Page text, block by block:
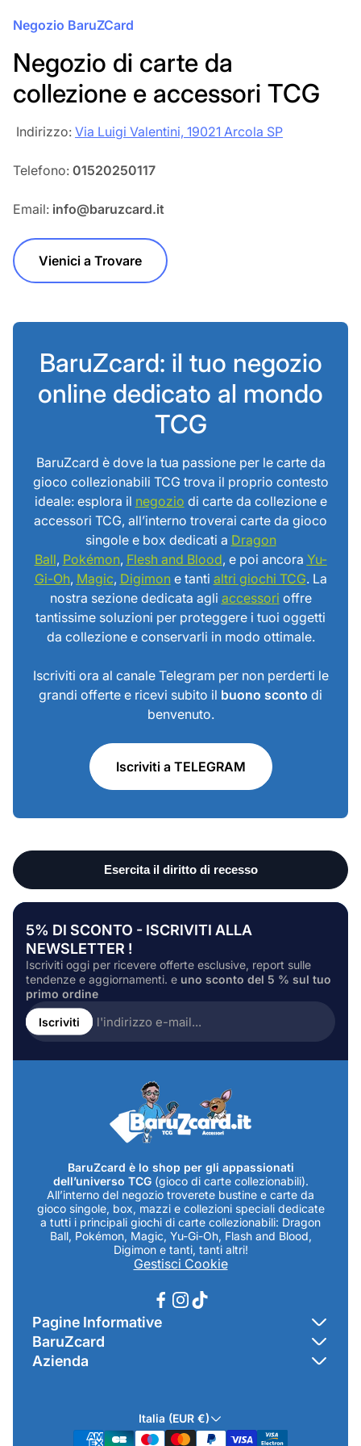
Negozio BaruZCard
Negozio di carte da
collezione e accessori TCG
‎‎ Indirizzo: Via Luigi Valentini, 19021 Arcola SP
Telefono: 01520250117
Email: info@baruzcard.it
Vienici a Trovare
BaruZcard: il tuo negozio
online dedicato al mondo
TCG
BaruZcard è dove la tua passione per le carte da
gioco collezionabili TCG trova il proprio contesto
ideale: esplora il negozio di carte da collezione e
accessori TCG, all’interno troverai carte da gioco
singole e box dedicati a Dragon
Ball, Pokémon, Flesh and Blood, e poi ancora Yu-
Gi-Oh, Magic, Digimone tanti altri giochi TCG. La
nostra sezione dedicata agli accessori offre
tantissime soluzioni per proteggere i tuoi oggetti
da collezione e conservarli in modo ottimale.
Iscriviti ora al canale Telegram per non perderti le
grandi offerte e ricevi subito il buono sconto di
benvenuto.
Iscriviti a TELEGRAM
5% DI SCONTO - ISCRIVITI ALLA
NEWSLETTER !
Iscriviti oggi per ricevere offerte esclusive, report sulle
tendenze e aggiornamenti. e uno sconto del 5 % sul tuo
primo ordine
Inserire
l'indirizzo
e-
Iscriviti
BaruZcard è lo shop per gli appassionati
dell’universo TCG (gioco di carte collezionabili).
All’interno del negozio troverete bustine e carte da
gioco singole, box, mazzi e collezioni speciali dedicate
a tutti i principali giochi di carte collezionabili: Dragon
Ball, Pokémon, Magic, Yu-Gi-Oh, Flash and Blood,
Digimon e tanti, tanti altri!
Gestisci Cookie
Pagine Informative
Contatti
Termini & Condizioni
BaruZcard
Chi-sono
Azienda
Indirizzo Negozio: Via Luigi Valentini 1a Traversa - SNC
Italia (EUR €)